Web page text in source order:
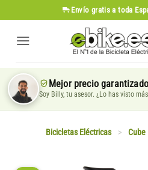
al
contenido
Envío gratis a toda
Mejor precio garantizado
Soy Billy, tu asesor. ¿Lo has visto
Bicicletas Eléctricas > Cube